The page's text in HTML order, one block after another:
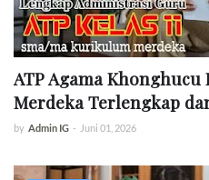
ATP Agama
Merdeka Terlengkap
by Admin IG - Juni 01, 2026